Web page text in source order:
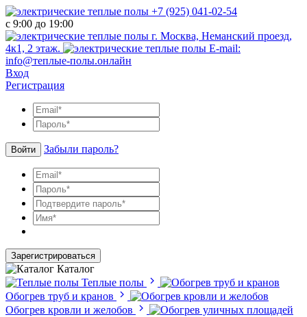
+7 (925) 041-02-54
с 9:00 до 19:00
г. Москва, Неманский проезд,
4к1, 2 этаж.
E-mail:
info@теплые-полы.онлайн
Вход
Регистрация
Войти Забыли пароль?
Зарегистрироваться
Каталог
Теплые полы
Обогрев труб и кранов
Обогрев кровли и желобов